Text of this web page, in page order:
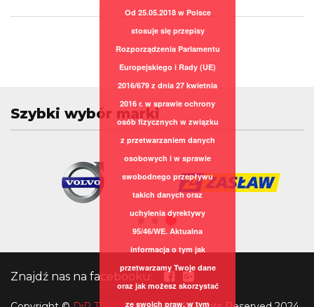
Szybki wybór marki
Znajdź nas na facebooku:
Od 25.05.2018 w Polsce
stosuje się przepisy
Rozporządzenia Parlamentu
Europejskiego i Rady (UE)
2016/679 z dnia 27 kwietnia
2016 r. w sprawie ochrony
osób fizycznych w związku
z przetwarzaniem danych
osobowych i w sprawie
swobodnego przepływu
takich danych oraz
uchylenia dyrektywy
95/46/WE. Aktualna
informacja o tym jak
przetwarzamy Twoje dane
oraz jak możesz skorzystać
ze swoich praw, w tym